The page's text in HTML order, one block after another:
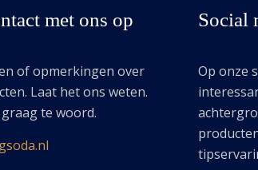
met ons op
of opmerkingen over
Laat het ons weten.
te woord.
Social
Op onze